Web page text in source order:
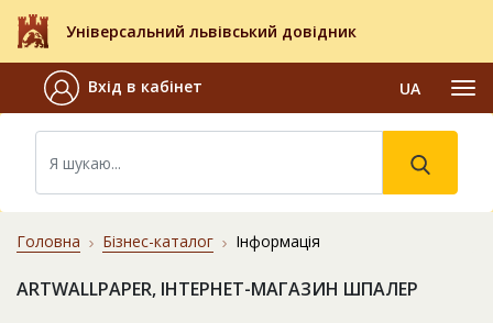
Універсальний львівський довідник
Вхід в кабінет UA
Головна Бізнес-каталог Інформація
ARTWALLPAPER, ІНТЕРНЕТ-МАГАЗИН ШПАЛЕР